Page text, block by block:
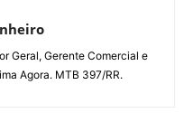
Geral, Gerente Comercial e
Agora. MTB 397/RR.